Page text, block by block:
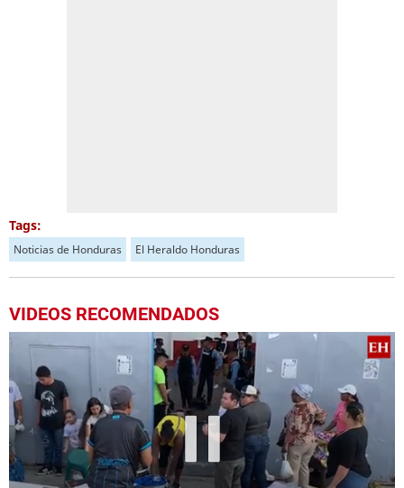
Tags:
Noticias de Honduras El Heraldo Honduras
VIDEOS RECOMENDADOS